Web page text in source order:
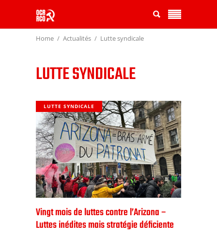
Home Actualités Lutte syndicale
LUTTE SYNDICALE
LUTTE SYNDICALE
Vingt mois de luttes contre l’Arizona –
Luttes inédites mais stratégie déficiente